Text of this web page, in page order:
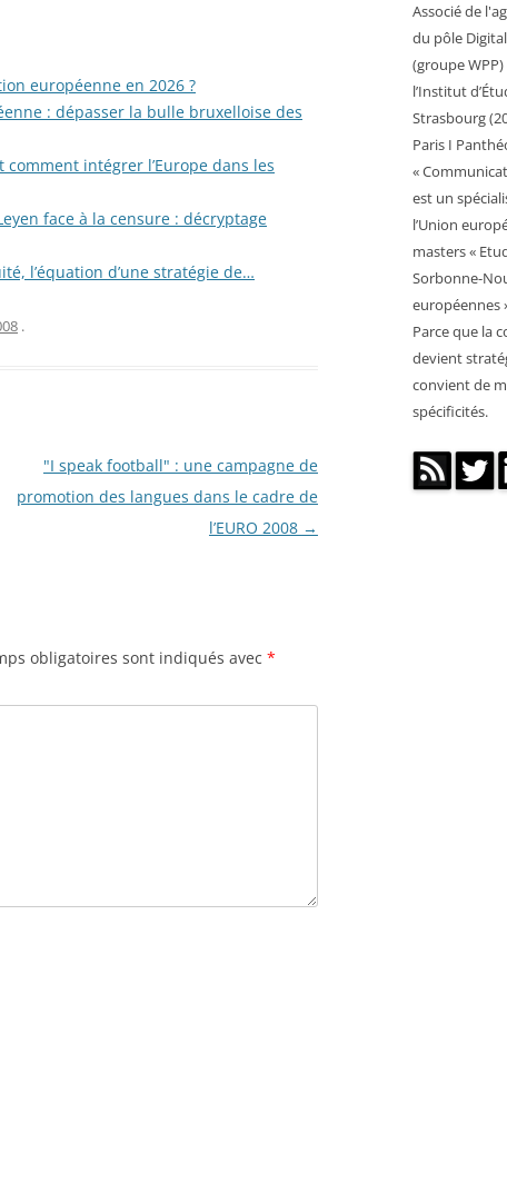
européenne en 2026 ?
: dépasser la bulle bruxelloise des
intégrer l’Europe dans les
face à la censure : décryptage
l’équation d’une stratégie de…
.
"I speak football" : une campagne de
promotion des langues dans le cadre de
l’EURO 2008 →
obligatoires sont indiqués avec *
Associé de
du pôle
(groupe
l’Institut
Strasbourg
Paris I
«
est un
l’Union
masters «
Sorbonne-
européennes
Parce que la
devient
convient de
spécificités.